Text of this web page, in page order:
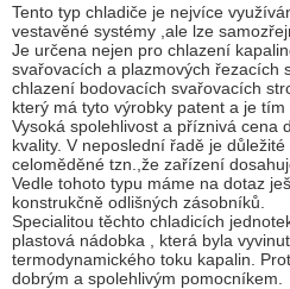
Tento typ chladiče je nejvíce
vestavěné systémy ,ale lze
Je určena nejen pro chlazení
svařovacích a plazmových řezacích
chlazení bodovacích svařovacích
který má tyto výrobky patent a je tím
Vysoká spolehlivost a příznivá cena
kvality. V neposlední řadě je
celoměděné tzn.,že zařízení
Vedle tohoto typu máme na dotaz
konstrukčně odlišných zásobníků.
Specialitou těchto chladicích
plastová nádobka , která byla
termodynamického toku kapalin.
dobrým a spolehlivým pomocníkem.